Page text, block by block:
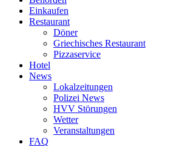
Einkaufen
Restaurant
Döner
Griechisches Restaurant
Pizzaservice
Hotel
News
Lokalzeitungen
Polizei News
HVV Störungen
Wetter
Veranstaltungen
FAQ